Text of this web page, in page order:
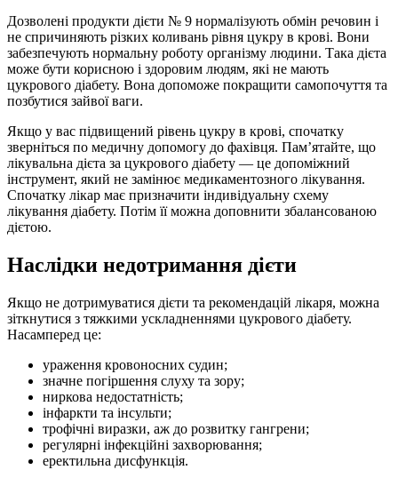
Дозволені продукти дієти № 9 нормалізують обмін речовин і
не спричиняють різких коливань рівня цукру в крові. Вони
забезпечують нормальну роботу організму людини. Така дієта
може бути корисною і здоровим людям, які не мають
цукрового діабету. Вона допоможе покращити самопочуття та
позбутися зайвої ваги.
Якщо у вас підвищений рівень цукру в крові, спочатку
зверніться по медичну допомогу до фахівця. Пам’ятайте, що
лікувальна дієта за цукрового діабету — це допоміжний
інструмент, який не замінює медикаментозного лікування.
Спочатку лікар має призначити індивідуальну схему
лікування діабету. Потім її можна доповнити збалансованою
дієтою.
Наслідки недотримання дієти
Якщо не дотримуватися дієти та рекомендацій лікаря, можна
зіткнутися з тяжкими ускладненнями цукрового діабету.
Насамперед це:
ураження кровоносних судин;
значне погіршення слуху та зору;
ниркова недостатність;
інфаркти та інсульти;
трофічні виразки, аж до розвитку гангрени;
регулярні інфекційні захворювання;
еректильна дисфункція.